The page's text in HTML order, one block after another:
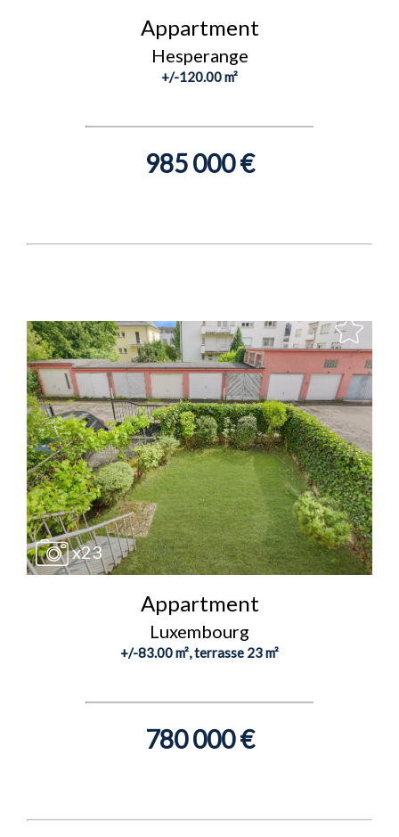
Appartment
Hesperange
+/-120.00 m²
985 000 €
x23
Appartment
Luxembourg
+/-83.00 m², terrasse 23 m²
780 000 €